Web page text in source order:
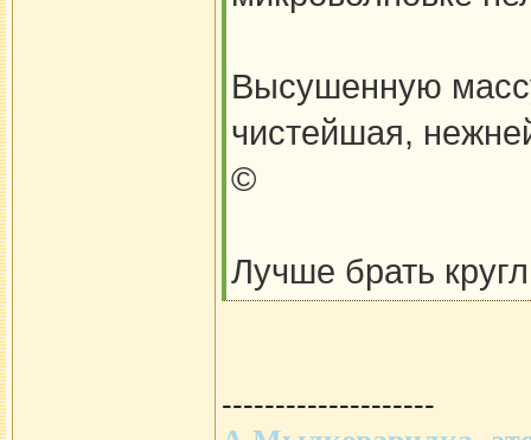
Высушенную
чистейшая,
©
Лучше брать
--------------------